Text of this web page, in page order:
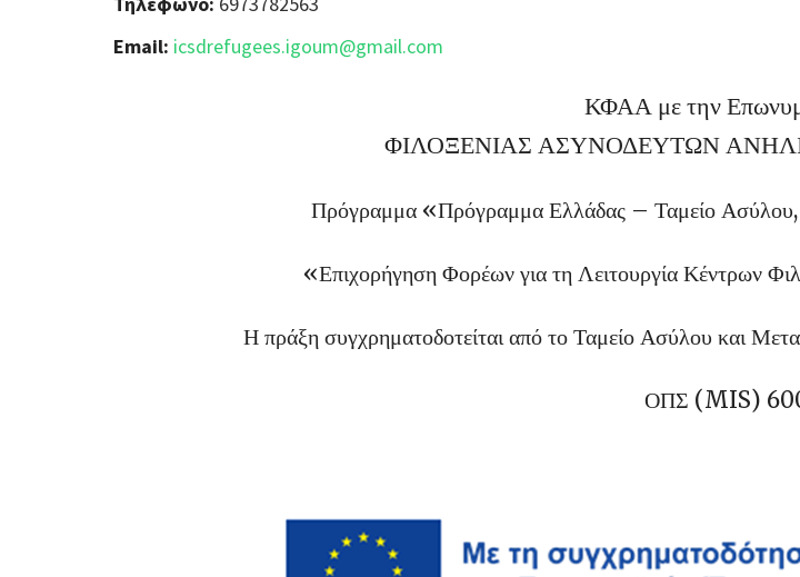
Email: icsdrefugees.igoum@gmail.com
ΚΦΑΑ με την
ΦΙΛΟΞΕΝΙΑΣ ΑΣΥΝΟΔΕΥΤΩΝ
Πρόγραμμα «Πρόγραμμα Ελλάδας – Ταμείο
«Επιχορήγηση Φορέων για τη Λειτουργία Κέντρων
Η πράξη συγχρηματοδοτείται από το Ταμείο Ασύλου και
ΟΠΣ (MIS)